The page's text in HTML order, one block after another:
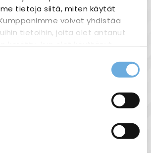
tietoja siitä, miten käytät
voivat yhdistää
tietoihin, joita olet antanut
kerätty, kun olet käyttänyt
Heti varastosta
Joustavat maksutavat